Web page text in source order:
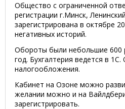
Общество с ограниченной
регистрации г.Минск,
зарегистрирована в октябре
негативных историй.
Обороты были небольшие 600
год. Бухгалтерия ведется в
налогообложения.
Кабинет на Озоне можно
желании можно и на
зарегистрировать.